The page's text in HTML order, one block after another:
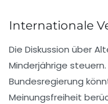
Internationale
Die Diskussion über
Minderjährige
Bundesregierung
Meinungsfreiheit